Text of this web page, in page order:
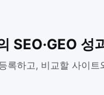
SEO·GEO 성
록하고, 비교할 사이